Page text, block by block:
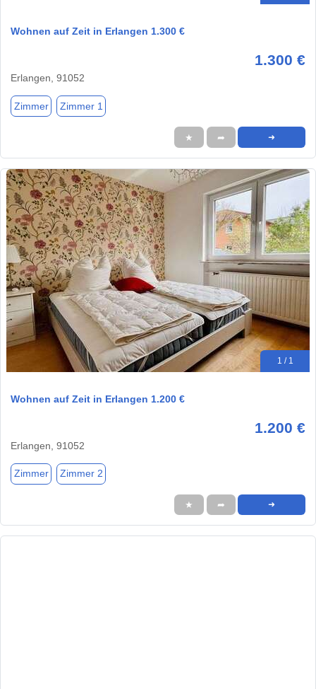
Wohnen auf Zeit in Erlangen 1.300 €
1.300 €
Erlangen, 91052
Zimmer Zimmer 1
★ ➦ ➜
1 / 1
Wohnen auf Zeit in Erlangen 1.200 €
1.200 €
Erlangen, 91052
Zimmer Zimmer 2
★ ➦ ➜